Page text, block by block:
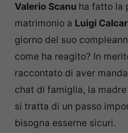
Valerio Scanu ha fatto la
matrimonio a Luigi
giorno del suo
come ha reagito? In
raccontato di aver
chat di famiglia, la
si tratta di un passo
bisogna esserne sicuri.